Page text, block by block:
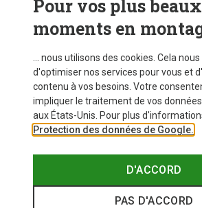
Vous économisez 15% Vous
Pour vos plus beaux
moments en
... nous utilisons des cookies. Cela
d'optimiser nos services pour vous et
contenu à vos besoins. Votre
impliquer le traitement de vos
aux États-Unis. Pour plus
Protection des données de Google.
D'ACCORD
PAS D'ACCORD